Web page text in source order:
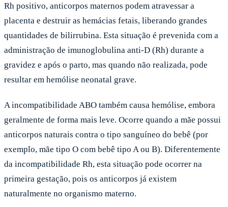
Rh positivo, anticorpos maternos podem atravessar a
placenta e destruir as hemácias fetais, liberando grandes
quantidades de bilirrubina. Esta situação é prevenida com a
administração de imunoglobulina anti-D (Rh) durante a
gravidez e após o parto, mas quando não realizada, pode
resultar em hemólise neonatal grave.
A incompatibilidade ABO também causa hemólise, embora
geralmente de forma mais leve. Ocorre quando a mãe possui
anticorpos naturais contra o tipo sanguíneo do bebê (por
exemplo, mãe tipo O com bebê tipo A ou B). Diferentemente
da incompatibilidade Rh, esta situação pode ocorrer na
primeira gestação, pois os anticorpos já existem
naturalmente no organismo materno.